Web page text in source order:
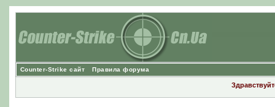
Counter-Strike сайт Правила форума